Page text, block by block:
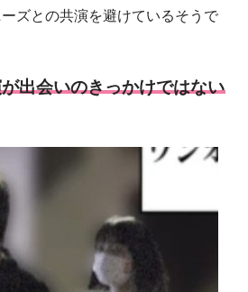
ズとの共演を避けているそうで
出会いのきっかけではない